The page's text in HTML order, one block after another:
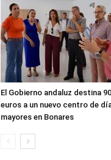
El Gobierno andaluz destina
euros a un nuevo centro de
mayores en Bonares